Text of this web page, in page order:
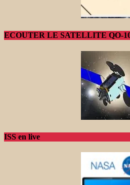
ECOUTER LE SATELLITE QO-
ISS en live